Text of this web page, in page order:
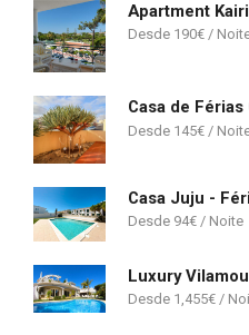
Apartment Kairi
190€
145€
94€
1,455€